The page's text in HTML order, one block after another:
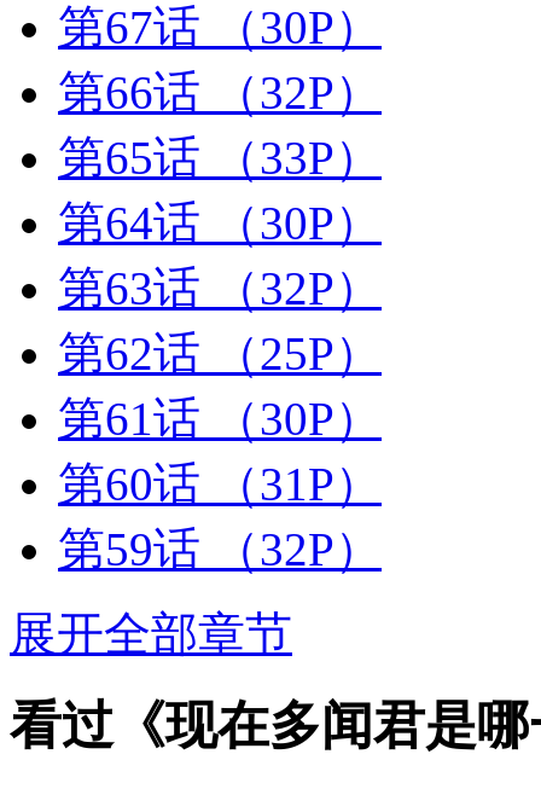
第67话
（30P）
第66话
（32P）
第65话
（33P）
第64话
（30P）
第63话
（32P）
第62话
（25P）
第61话
（30P）
第60话
（31P）
第59话
（32P）
展开全部章节
看过《现在多闻君是